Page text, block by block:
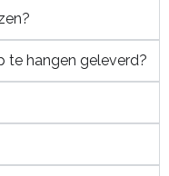
te hangen geleverd?